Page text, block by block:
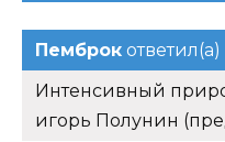
Пемброк ответил(а)
Интенсивный
игорь Полунин